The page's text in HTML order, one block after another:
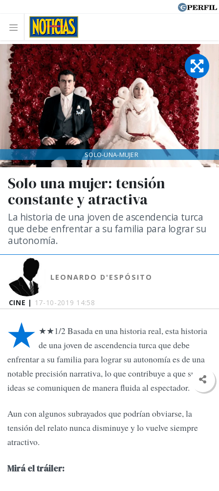
CINE | 17-10-2019 14:58
Solo una mujer: tensión
constante y atractiva
La historia de una joven de ascendencia turca
que debe enfrentar a su familia para lograr su
autonomía.
LEONARDO D'ESPÓSITO
SOLO-UNA-MUJER
★ ★★1/2 Basada en una historia real, esta historia
de una joven de ascendencia turca que debe
enfrentar a su familia para lograr su autonomía es de una
notable precisión narrativa, lo que contribuye a que sus
ideas se comuniquen de manera fluida al espectador.
Aun con algunos subrayados que podrían obviarse, la
tensión del relato nunca disminuye y lo vuelve siempre
atractivo.
Mirá el tráiler: